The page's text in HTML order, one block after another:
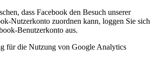
dass Facebook den Besuch unserer
Nutzerkonto zuordnen kann, loggen Sie sich
Benutzerkonto aus.
für die Nutzung von Google Analytics